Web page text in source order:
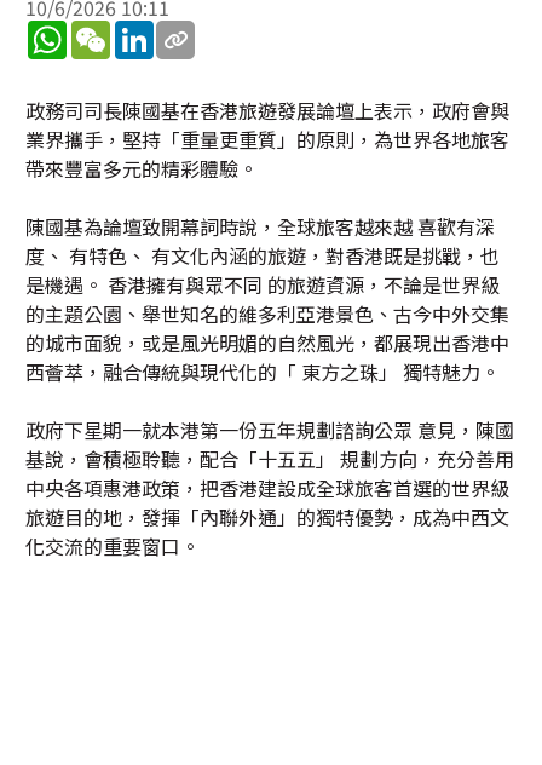
10/6/2026 10:11
WhatsApp
WeChatLinkedIn
政務司司長陳國基在香港旅遊發展論壇上表示，政府會與
業界攜手，堅持「重量更重質」的原則，為世界各地旅客
帶來豐富多元的精彩體驗。
陳國基為論壇致開幕詞時說，全球旅客越來越 喜歡有深
度、 有特色、 有文化內涵的旅遊，對香港既是挑戰，也
是機遇。 香港擁有與眾不同 的旅遊資源，不論是世界級
的主題公園、舉世知名的維多利亞港景色、古今中外交集
的城市面貌，或是風光明媚的自然風光，都展現出香港中
西薈萃，融合傳統與現代化的「 東方之珠」 獨特魅力。
政府下星期一就本港第一份五年規劃諮詢公眾 意見，陳國
基說，會積極聆聽，配合「十五五」 規劃方向，充分善用
中央各項惠港政策，把香港建設成全球旅客首選的世界級
旅遊目的地，發揮「內聯外通」的獨特優勢，成為中西文
化交流的重要窗口。